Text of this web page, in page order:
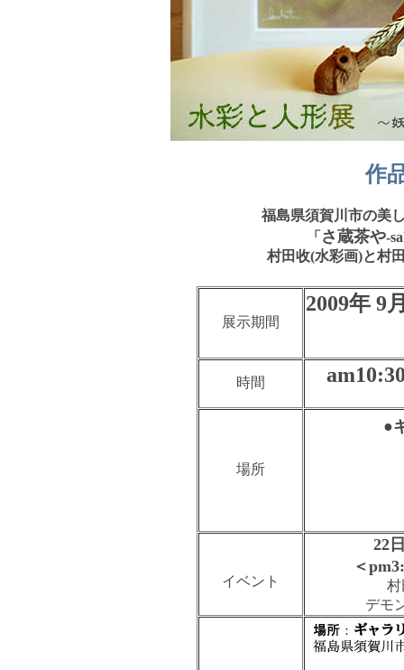
作
福島県須賀川市の美
「 さ蔵茶や-
村田收(水彩画)と村
展示期間
2009年 9
時間
場所
●
イベント
22
＜
村
デモ